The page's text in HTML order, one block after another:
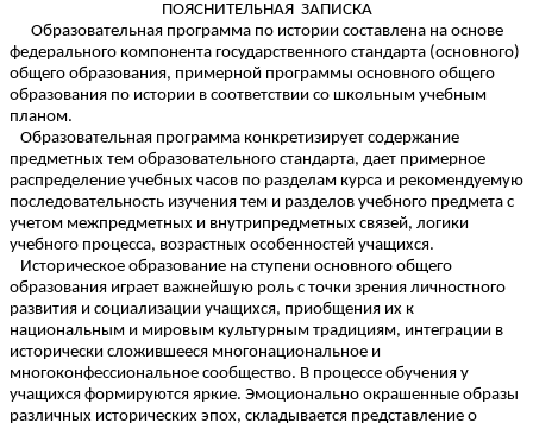
ПОЯСНИТЕЛЬНАЯ ЗАПИСКА
Образовательная программа по истории составлена на основе
федерального компонента государственного стандарта (основного)
общего образования, примерной программы основного общего
образования по истории в соответствии со школьным учебным
планом.
Образовательная программа конкретизирует содержание
предметных тем образовательного стандарта, дает примерное
распределение учебных часов по разделам курса и рекомендуемую
последовательность изучения тем и разделов учебного предмета с
учетом межпредметных и внутрипредметных связей, логики
учебного процесса, возрастных особенностей учащихся.
Историческое образование на ступени основного общего
образования играет важнейшую роль с точки зрения личностного
развития и социализации учащихся, приобщения их к
национальным и мировым культурным традициям, интеграции в
исторически сложившееся многонациональное и
многоконфессиональное сообщество. В процессе обучения у
учащихся формируются яркие. Эмоционально окрашенные образы
различных исторических эпох, складывается представление о